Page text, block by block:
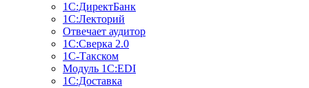
1С:ДиректБанк
1С:Лекторий
Отвечает аудитор
1С:Сверка 2.0
1С-Такском
Модуль 1C:EDI
1С:Доставка